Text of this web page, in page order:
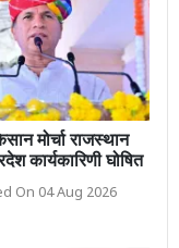
मोर्चा राजस्थान
कार्यकारिणी घोषित
On 04 Aug 2026